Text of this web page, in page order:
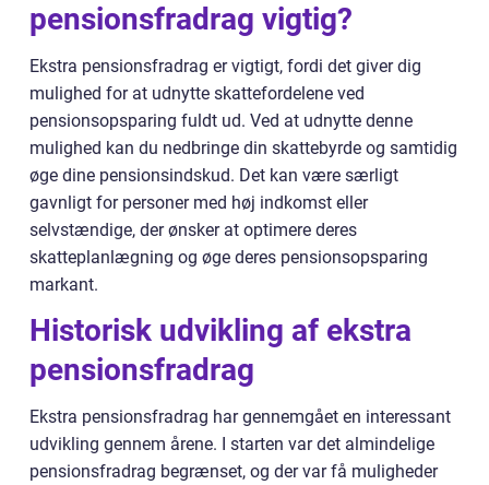
pensionsfradrag vigtig?
Ekstra pensionsfradrag er vigtigt, fordi det giver dig
mulighed for at udnytte skattefordelene ved
pensionsopsparing fuldt ud. Ved at udnytte denne
mulighed kan du nedbringe din skattebyrde og samtidig
øge dine pensionsindskud. Det kan være særligt
gavnligt for personer med høj indkomst eller
selvstændige, der ønsker at optimere deres
skatteplanlægning og øge deres pensionsopsparing
markant.
Historisk udvikling af ekstra
pensionsfradrag
Ekstra pensionsfradrag har gennemgået en interessant
udvikling gennem årene. I starten var det almindelige
pensionsfradrag begrænset, og der var få muligheder